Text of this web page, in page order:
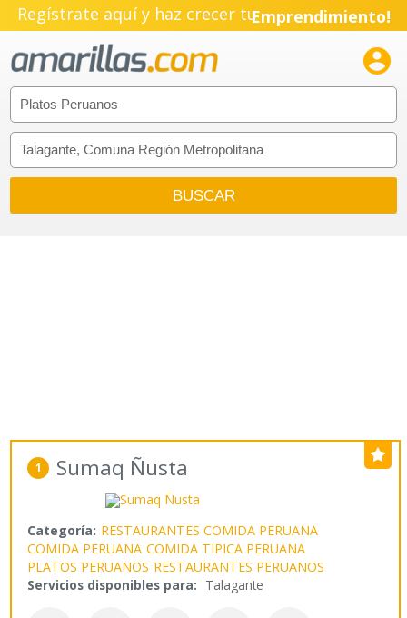
Regístrate aquí y haz crecer tuEmprendimiento!

1 Sumaq Ñusta
Categoría: RESTAURANTES COMIDA PERUANA
COMIDA PERUANA COMIDA TIPICA PERUANA
PLATOS PERUANOS RESTAURANTES PERUANOS
Servicios disponibles para: Talagante